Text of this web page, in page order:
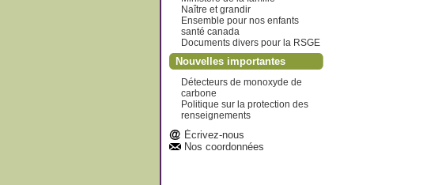
Naître et grandir
Ensemble pour nos enfants
santé canada
Documents divers pour la RSGE
Nouvelles importantes
Détecteurs de monoxyde de
carbone
Politique sur la protection des
renseignements
Écrivez-nous
Nos coordonnées